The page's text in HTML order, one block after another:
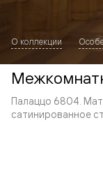
О коллекции
Палаццо 6804.
сатинированное